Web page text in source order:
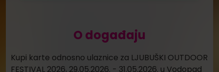
O događaju
Kupi karte odnosno ulaznice za LJUBUŠKI OUTDOOR
FESTIVAL 2026, 29.05.2026. - 31.05.2026. u Vodopad